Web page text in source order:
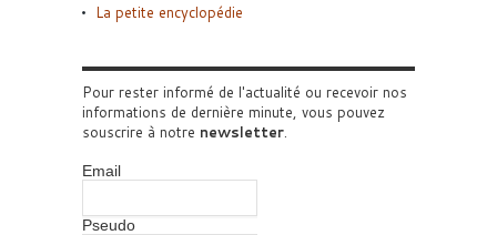
La petite encyclopédie
Pour rester informé de l'actualité ou recevoir nos
informations de dernière minute, vous pouvez
souscrire à notre newsletter
Email
Pseudo